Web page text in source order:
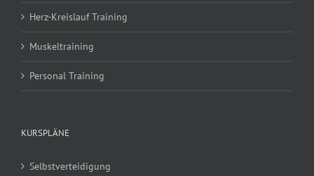
Herz-Kreislauf Training
Muskeltraining
Personal Training
KURSPLÄNE
Selbstverteidigung